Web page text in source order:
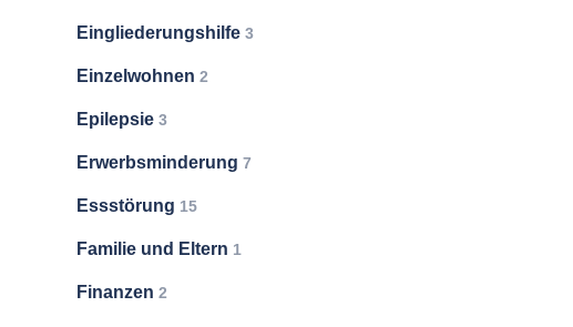
Eingliederungshilfe 3
Einzelwohnen 2
Epilepsie 3
Erwerbsminderung 7
Essstörung 15
Familie und Eltern 1
Finanzen 2